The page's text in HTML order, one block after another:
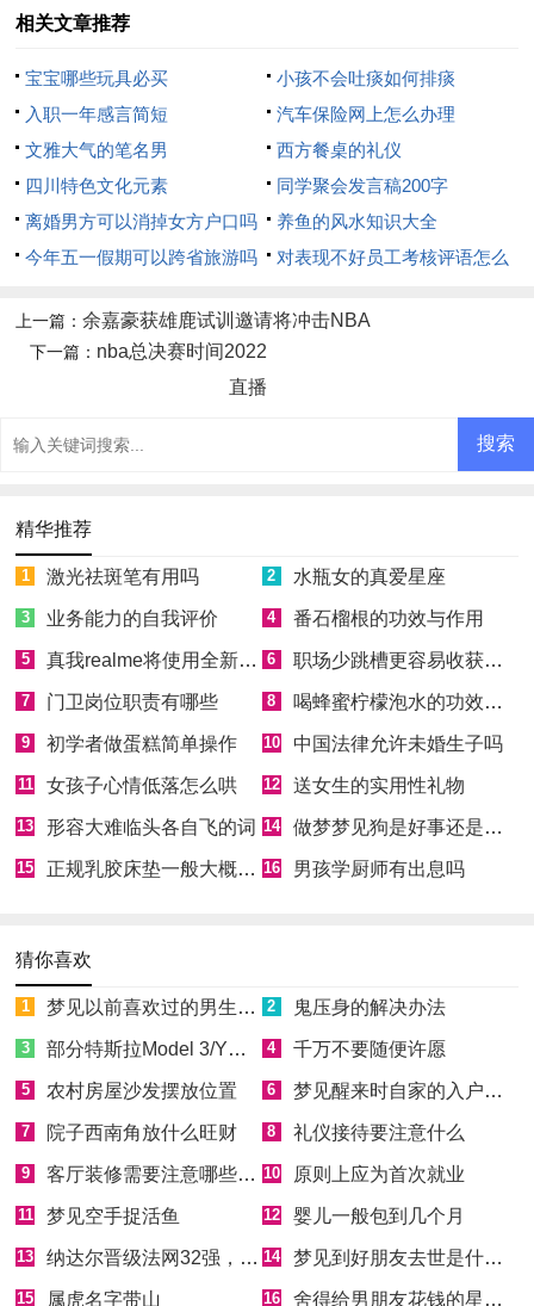
相关文章推荐
宝宝哪些玩具必买
小孩不会吐痰如何排痰
入职一年感言简短
汽车保险网上怎么办理
文雅大气的笔名男
西方餐桌的礼仪
四川特色文化元素
同学聚会发言稿200字
离婚男方可以消掉女方户口吗
养鱼的风水知识大全
今年五一假期可以跨省旅游吗
对表现不好员工考核评语怎么
上一篇：余嘉豪获雄鹿试训邀请将冲击NBA
下一篇： nba总决赛时间2022
直播
精华推荐
1 激光祛斑笔有用吗 2 水瓶女的真爱星座
3 业务能力的自我评价 4 番石榴根的功效与作用
5 真我realme将使用全新Logo 6 职场少跳槽更容易收获成功
7 门卫岗位职责有哪些 8 喝蜂蜜柠檬泡水的功效和好处
9 初学者做蛋糕简单操作 10 中国法律允许未婚生子吗
11 女孩子心情低落怎么哄 12 送女生的实用性礼物
13 形容大难临头各自飞的词 14 做梦梦见狗是好事还是坏事
15 正规乳胶床垫一般大概多少钱 16 男孩学厨师有出息吗
猜你喜欢
1 梦见以前喜欢过的男生喜欢自己 2 鬼压身的解决办法
3 部分特斯拉Model 3/Y因缺少零件无法正常向车主交付 4 千万不要随便许愿
5 农村房屋沙发摆放位置 6 梦见醒来时自家的入户门开着
7 院子西南角放什么旺财 8 礼仪接待要注意什么
9 客厅装修需要注意哪些风水 10 原则上应为首次就业
11 梦见空手捉活鱼 12 婴儿一般包到几个月
13 纳达尔晋级法网32强，实现大满贯300胜里程碑 14 梦见到好朋友去世是什么意思
15 属虎名字带山 16 舍得给男朋友花钱的星座女